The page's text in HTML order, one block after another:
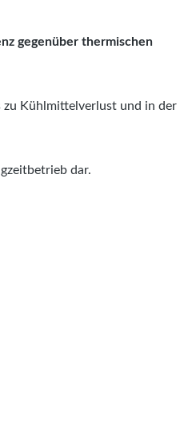
gegenüber thermischen
zu Kühlmittelverlust und in der
dar.